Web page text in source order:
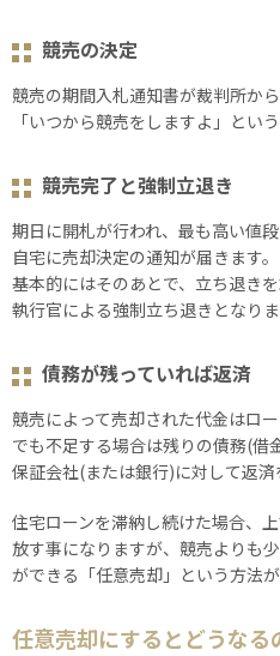
競売の決定
競売の期間入札通知書が裁判所から
「いつから競売をしますよ」という
競売完了と強制立退き
期⽇に開札が行われ、最も高い値
自宅に売却決定の通知が届きます。
基本的にはそのあとで、立ち退き
執行官による強制立ち退きとなりま
債務が残っていれば返済
競売によって売却された代金はロ
でも不⾜する場合は残りの債務(借
保証会社(または銀行)に対して返済
住宅ローンを滞納し続けた場合、
放す事になりますが、競売よりも
ができる「任意売却」という方法が
任意売却にするとどうなる